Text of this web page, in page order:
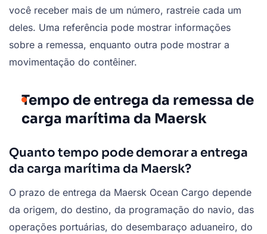
você receber mais de um número, rastreie cada um
deles. Uma referência pode mostrar informações
sobre a remessa, enquanto outra pode mostrar a
movimentação do contêiner.
Tempo de entrega da remessa de
carga marítima da Maersk
Quanto tempo pode demorar a entrega
da carga marítima da Maersk?
O prazo de entrega da Maersk Ocean Cargo depende
da origem, do destino, da programação do navio, das
operações portuárias, do desembaraço aduaneiro, do